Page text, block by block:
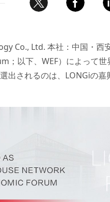
Co., Ltd. 本社：中国・
以下、WEF）によって
されるのは、LONGiの嘉